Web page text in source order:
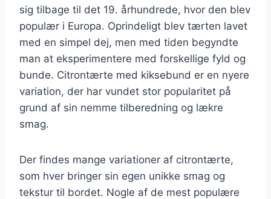
sig tilbage til det 19. århundrede, hvor den blev
populær i Europa. Oprindeligt blev tærten lavet
med en simpel dej, men med tiden begyndte
man at eksperimentere med forskellige fyld og
bunde. Citrontærte med kiksebund er en nyere
variation, der har vundet stor popularitet på
grund af sin nemme tilberedning og lækre
smag.
Der findes mange variationer af citrontærte,
som hver bringer sin egen unikke smag og
tekstur til bordet. Nogle af de mest populære